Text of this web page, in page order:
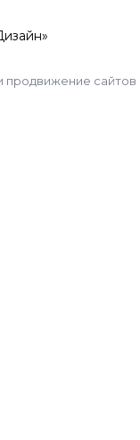
продвижение сайтов